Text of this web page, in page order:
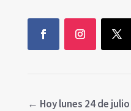
← Hoy lunes 24 de